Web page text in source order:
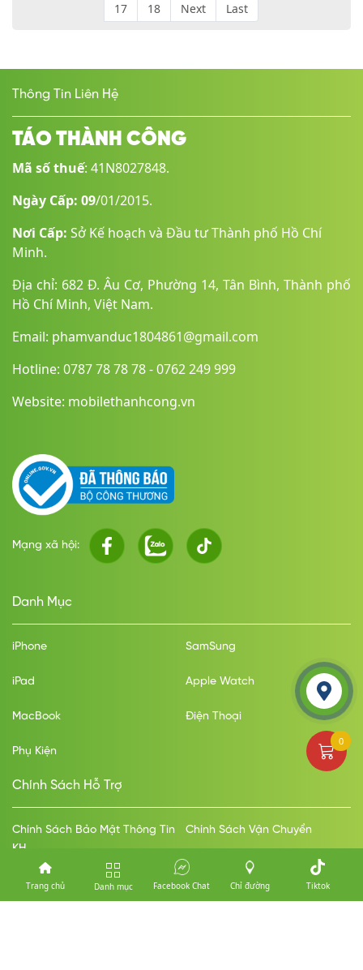
17
18 Next Last
Thông Tin Liên Hệ
TÁO THÀNH CÔNG
Mã số thuế: 41N8027848.
Ngày Cấp: 09/01/2015.
Nơi Cấp: Sở Kế hoạch và Đầu tư Thành phố Hồ Chí
Minh.
Địa chỉ: 682 Đ. Âu Cơ, Phường 14, Tân Bình, Thành phố
Hồ Chí Minh, Việt Nam.
Email: phamvanduc1804861@gmail.com
Hotline: 0787 78 78 78 - 0762 249 999
Website: mobilethanhcong.vn
Mạng xã hội:
Danh Mục
iPhone SamSung
iPad Apple Watch
MacBook Điện Thoại
Phụ Kiện
Chính Sách Hỗ Trợ
Chính Sách Bảo Mật Thông Tin
KH
Chính Sách Vận Chuyển
Hình Thức Thanh Toán Chính Sách Mua Hàng Trả Góp
0
Liên hệ
Trang chủ Danh mục Facebook Chat Chỉ đường Tiktok